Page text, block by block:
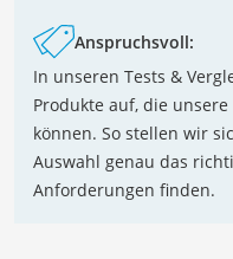
Anspruchsvoll:
In unseren Tests &
Produkte auf, die
können. So stellen wir
Auswahl genau das
Anforderungen finden.